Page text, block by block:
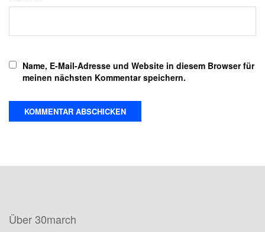
Name, E-Mail-Adresse und Website in diesem Browser für
meinen nächsten Kommentar speichern.
Über 30march